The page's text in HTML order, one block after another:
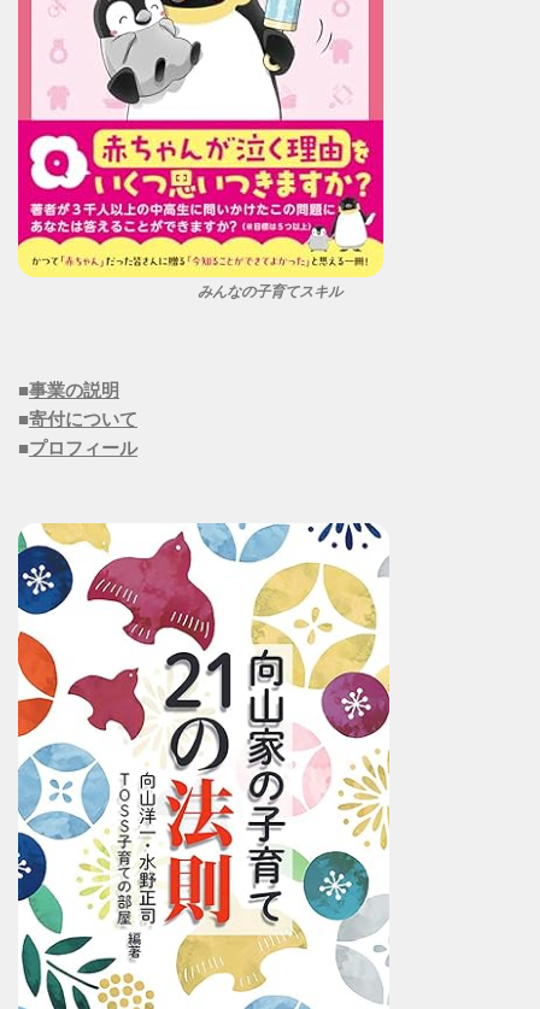
みんなの子育てスキル
■事業の説明
■寄付について
■プロフィール